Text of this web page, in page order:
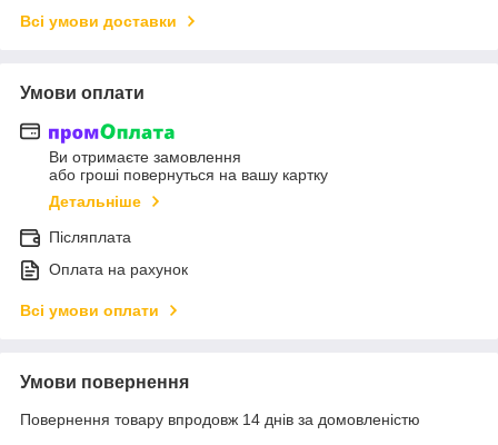
Всі умови доставки
Умови оплати
Ви отримаєте замовлення
або гроші повернуться на вашу картку
Детальніше
Післяплата
Оплата на рахунок
Всі умови оплати
Умови повернення
Повернення товару впродовж 14 днів за домовленістю